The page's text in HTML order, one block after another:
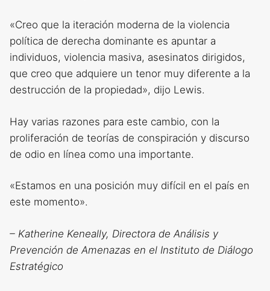
«Creo que la iteración moderna de la violencia
política de derecha dominante es apuntar a
individuos, violencia masiva, asesinatos dirigidos,
que creo que adquiere un tenor muy diferente a la
destrucción de la propiedad», dijo Lewis.
Hay varias razones para este cambio, con la
proliferación de teorías de conspiración y discurso
de odio en línea como una importante.
«Estamos en una posición muy difícil en el país en
este momento».
– Katherine Keneally, Directora de Análisis y
Prevención de Amenazas en el Instituto de Diálogo
Estratégico